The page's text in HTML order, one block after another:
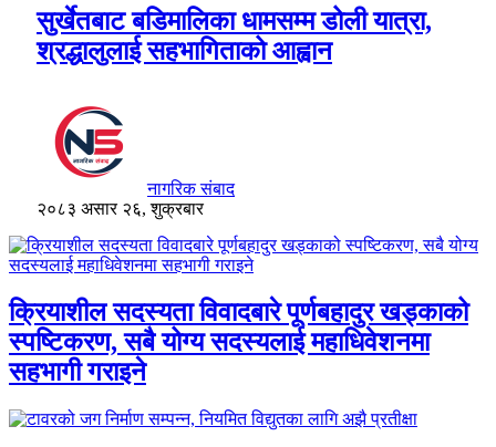
सुर्खेतबाट बडिमालिका धामसम्म डोली यात्रा,
श्रद्धालुलाई सहभागिताको आह्वान
नागरिक संबाद
२०८३ असार २६, शुक्रबार
क्रियाशील सदस्यता विवादबारे पूर्णबहादुर खड्काको
स्पष्टिकरण, सबै योग्य सदस्यलाई महाधिवेशनमा
सहभागी गराइने